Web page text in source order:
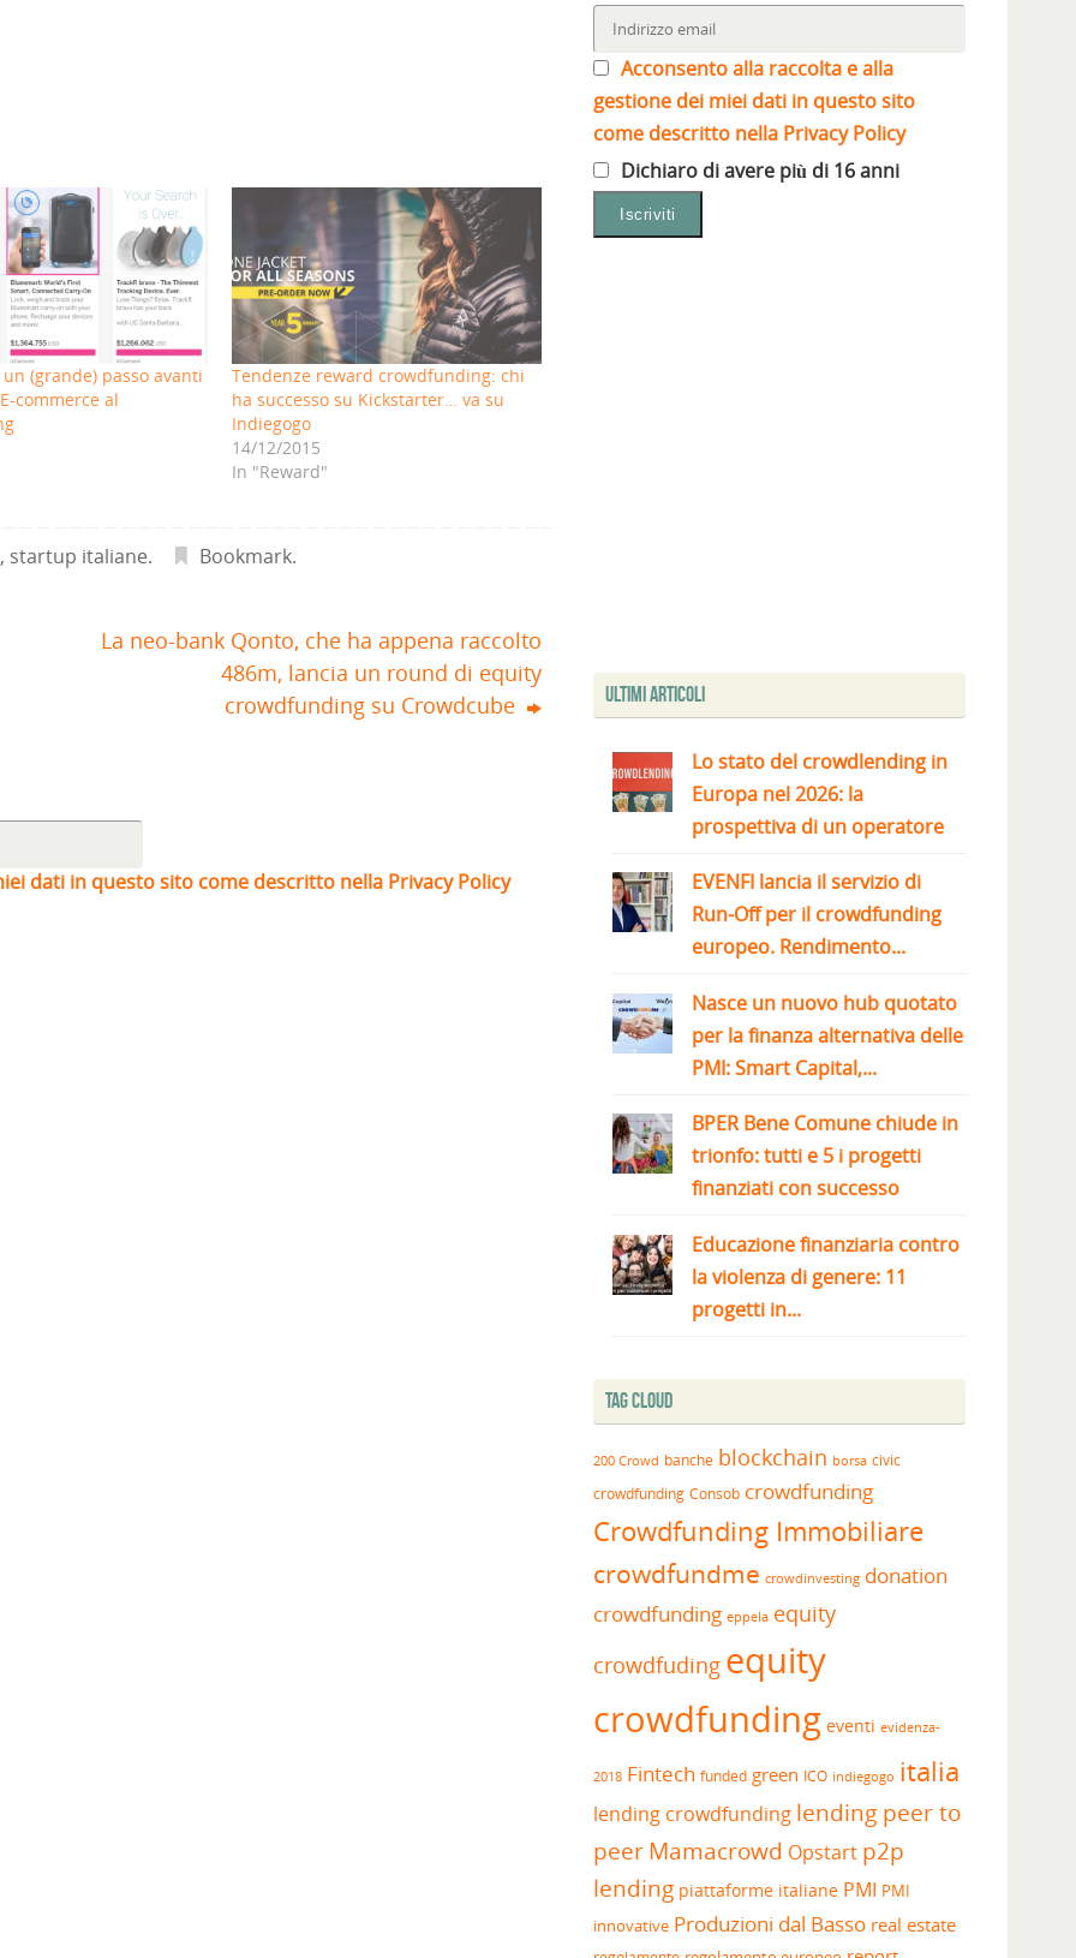
(grande) passo avanti
commerce al
Tendenze reward crowdfunding: chi
ha successo su Kickstarter… va su
Indiegogo
14/12/2015
In "Reward"
, startup italiane. Bookmark.
La neo-bank Qonto, che ha appena raccolto
486m, lancia un round di equity
crowdfunding su Crowdcube
dati in questo sito come descritto nella Privacy Policy
Acconsento alla raccolta e alla
gestione dei miei dati in questo sito
come descritto nella Privacy Policy
Dichiaro di avere più di 16 anni
Ultimi articoli
Lo stato del crowdlending in
Europa nel 2026: la
prospettiva di un operatore
EVENFI lancia il servizio di
Run-Off per il crowdfunding
europeo. Rendimento...
Nasce un nuovo hub quotato
per la finanza alternativa delle
PMI: Smart Capital,...
BPER Bene Comune chiude in
trionfo: tutti e 5 i progetti
finanziati con successo
Educazione finanziaria contro
la violenza di genere: 11
progetti in...
Tag Cloud
200 Crowd banche blockchain borsa civic
crowdfunding Consob crowdfunding
Crowdfunding Immobiliare
crowdfundme crowdinvesting donation
crowdfunding eppela equity
crowdfuding equity
crowdfunding eventi evidenza-
2018 Fintech funded green ICO indiegogo italia
lending crowdfunding lending peer to
peerMamacrowd Opstart p2p
lending piattaforme italiane PMI PMI
innovative Produzioni dal Basso real estate